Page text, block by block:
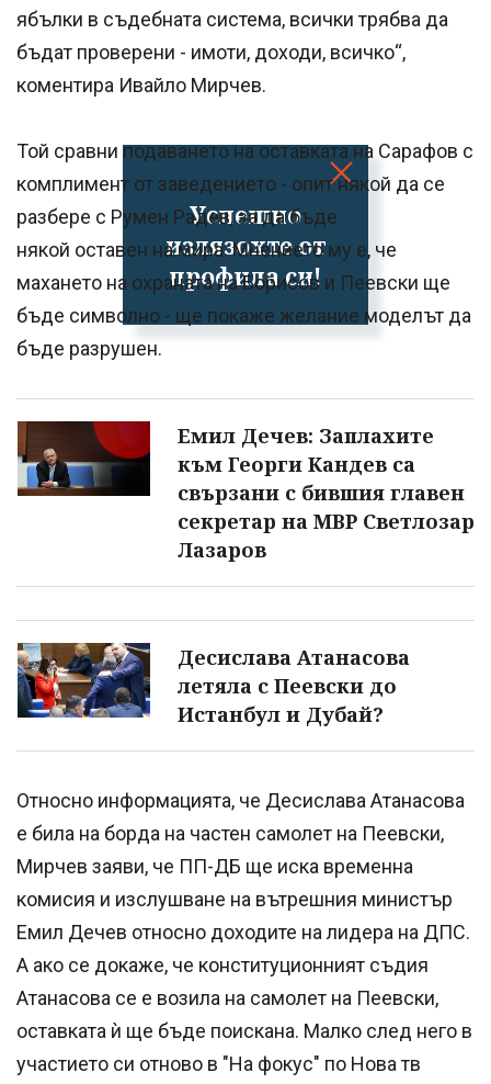
Успешно
излязохте от
профила си!
ябълки в съдебната система, всички трябва да
бъдат проверени - имоти, доходи, всичко“,
коментира Ивайло Мирчев.
Той сравни подаването на оставката на Сарафов с
комплимент от заведението - опит някой да се
разбере с Румен Радев, за да бъде
някой оставен на мира. Мнението му е, че
махането на охраната на Борисов и Пеевски ще
бъде символно - ще покаже желание моделът да
бъде разрушен.
Емил Дечев: Заплахите
към Георги Кандев са
свързани с бившия главен
секретар на МВР Светлозар
Лазаров
Десислава Атанасова
летяла с Пеевски до
Истанбул и Дубай?
Относно информацията, че Десислава Атанасова
е била на борда на частен самолет на Пеевски,
Мирчев заяви, че ПП-ДБ ще иска временна
комисия и изслушване на вътрешния министър
Емил Дечев относно доходите на лидера на ДПС.
А ако се докаже, че конституционният съдия
Атанасова се е возила на самолет на Пеевски,
оставката ѝ ще бъде поискана. Малко след него в
участието си отново в "На фокус" по Нова тв